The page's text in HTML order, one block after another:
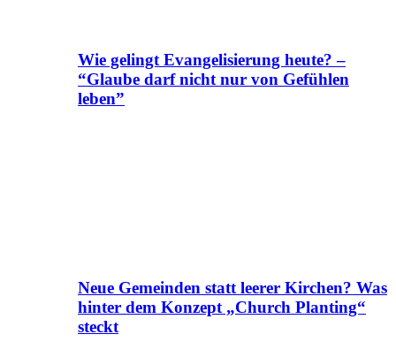
Wie gelingt Evangelisierung heute? –
“Glaube darf nicht nur von Gefühlen
leben”
Neue Gemeinden statt leerer Kirchen? Was
hinter dem Konzept „Church Planting“
steckt